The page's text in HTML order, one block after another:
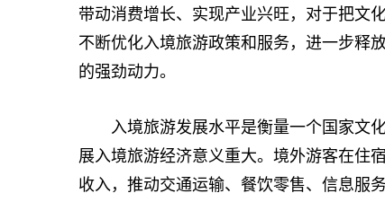
带动消费增长、实现产业兴旺，对于把文
不断优化入境旅游政策和服务，进一步释
的强劲动力。
入境旅游发展水平是衡量一个国家文化
展入境旅游经济意义重大。境外游客在住
收入，推动交通运输、餐饮零售、信息服